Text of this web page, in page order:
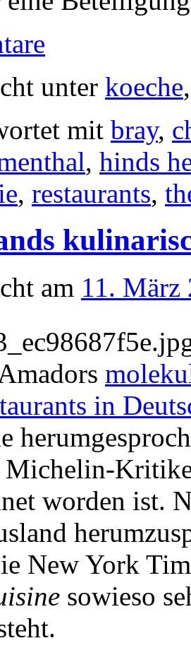
unter koeche
mit bray,
, hinds
, restaurants,
am 11. März
in
Michelin-
worden ist.
New York
sowieso